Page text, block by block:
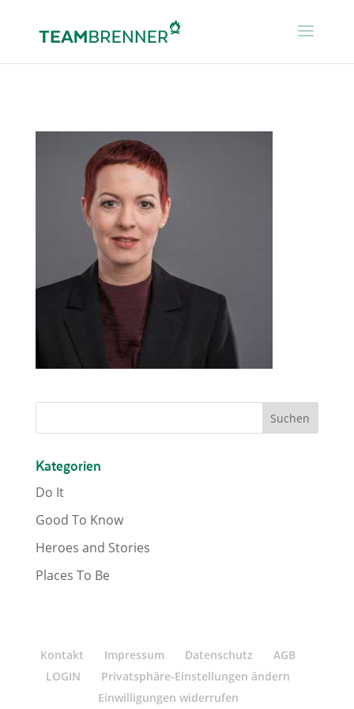
Kategorien
Do It
Good To Know
Heroes and Stories
Places To Be
Kontakt Impressum Datenschutz
AGB
LOGIN
Privatsphäre-Einstellungen ändern
Einwilligungen widerrufen